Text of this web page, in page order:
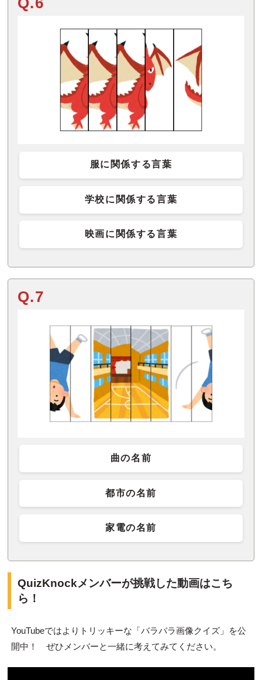
服に関係する言葉
学校に関係する言葉
映画に関係する言葉
Q.7
曲の名前
都市の名前
家電の名前
QuizKnockメンバーが挑戦した動画はこち
ら！
YouTubeではよりトリッキーな「バラバラ画像クイズ」を公
開中！ ぜひメンバーと一緒に考えてみてください。